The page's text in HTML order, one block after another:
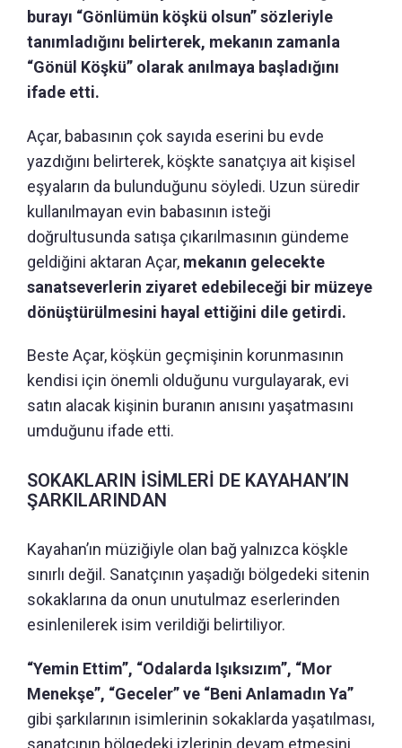
burayı “Gönlümün köşkü olsun” sözleriyle
tanımladığını belirterek, mekanın zamanla
“Gönül Köşkü” olarak anılmaya başladığını
ifade etti.
Açar, babasının çok sayıda eserini bu evde
yazdığını belirterek, köşkte sanatçıya ait kişisel
eşyaların da bulunduğunu söyledi. Uzun süredir
kullanılmayan evin babasının isteği
doğrultusunda satışa çıkarılmasının gündeme
geldiğini aktaran Açar, mekanın gelecekte
sanatseverlerin ziyaret edebileceği bir müzeye
dönüştürülmesini hayal ettiğini dile getirdi.
Beste Açar, köşkün geçmişinin korunmasının
kendisi için önemli olduğunu vurgulayarak, evi
satın alacak kişinin buranın anısını yaşatmasını
umduğunu ifade etti.
SOKAKLARIN İSİMLERİ DE KAYAHAN’IN
ŞARKILARINDAN
Kayahan’ın müziğiyle olan bağ yalnızca köşkle
sınırlı değil. Sanatçının yaşadığı bölgedeki sitenin
sokaklarına da onun unutulmaz eserlerinden
esinlenilerek isim verildiği belirtiliyor.
“Yemin Ettim”, “Odalarda Işıksızım”, “Mor
Menekşe”, “Geceler” ve “Beni Anlamadın Ya”
gibi şarkılarının isimlerinin sokaklarda yaşatılması,
sanatçının bölgedeki izlerinin devam etmesini